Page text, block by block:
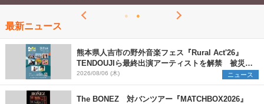
最新ニュース
熊本県人吉市の野外音楽フェス『Rural Act'26』
TENDOUJIら最終出演アーティストを解禁 被災地
支援プロジェクトの始動も発表
2026/08/06 (木) ニュース
The BONEZ 対バンツアー『MATCHBOX2026』